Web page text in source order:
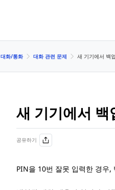
대화/통화 대화 관련 문제 새 기기에서 백
새 기기에서
공유하기
PIN을 10번 잘못 입력한 경우